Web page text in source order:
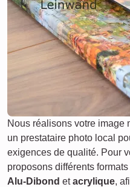
Nous réalisons votre image
un prestataire photo local
exigences de qualité. Pour
proposons différents
Alu-Dibond etacrylique,